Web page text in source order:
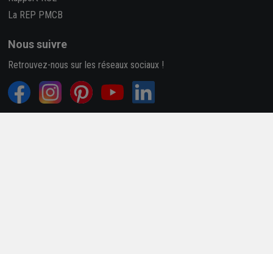
La REP PMCB
Nous suivre
Retrouvez-nous sur les réseaux sociaux !